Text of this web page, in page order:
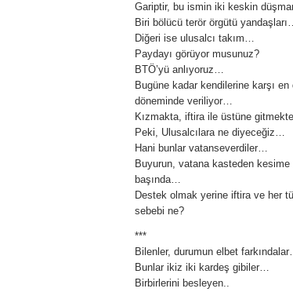
Gariptir, bu ismin iki keskin
Biri bölücü terör örgütü
Diğeri ise ulusalcı takım…
Paydayı görüyor musunuz?
BTÖ’yü anlıyoruz…
Bugüne kadar kendilerine karşı
döneminde veriliyor…
Kızmakta, iftira ile üstüne
Peki, Ulusalcılara ne diyeceğiz…
Hani bunlar vatanseverdiler…
Buyurun, vatana kasteden
başında…
Destek olmak yerine iftira ve her
sebebi ne?
***
Bilenler, durumun elbet
Bunlar ikiz iki kardeş gibiler…
Birbirlerini besleyen..